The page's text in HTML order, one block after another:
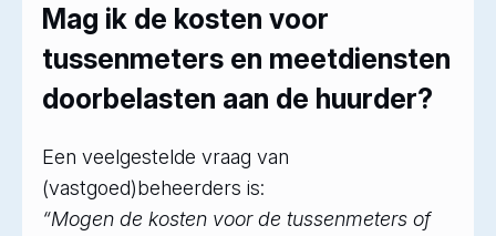
Mag ik de kosten voor
tussenmeters en meetdiensten
doorbelasten aan de huurder?
Een veelgestelde vraag van
(vastgoed)beheerders is:
“Mogen de kosten voor de tussenmeters of